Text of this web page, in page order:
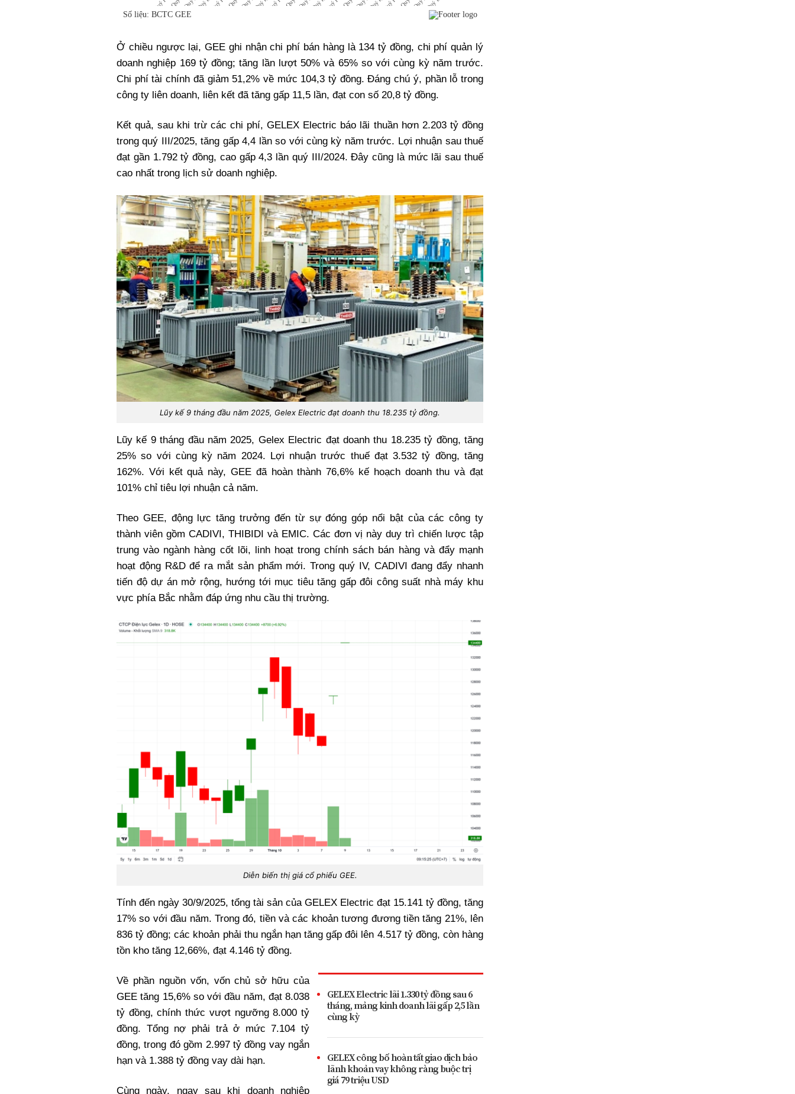
Ở chiều ngược lại, GEE ghi nhận chi phí bán hàng là 134 tỷ đồng, chi phí quản lý
doanh nghiệp 169 tỷ đồng; tăng lần lượt 50% và 65% so với cùng kỳ năm trước.
Chi phí tài chính đã giảm 51,2% về mức 104,3 tỷ đồng. Đáng chú ý, phần lỗ trong
công ty liên doanh, liên kết đã tăng gấp 11,5 lần, đạt con số 20,8 tỷ đồng.
Kết quả, sau khi trừ các chi phí, GELEX Electric báo lãi thuần hơn 2.203 tỷ đồng
trong quý III/2025, tăng gấp 4,4 lần so với cùng kỳ năm trước. Lợi nhuận sau thuế
đạt gần 1.792 tỷ đồng, cao gấp 4,3 lần quý III/2024. Đây cũng là mức lãi sau thuế
cao nhất trong lịch sử doanh nghiệp.
Lũy kế 9 tháng đầu năm 2025, Gelex Electric đạt doanh thu 18.235 tỷ đồng.
Lũy kế 9 tháng đầu năm 2025, Gelex Electric đạt doanh thu 18.235 tỷ đồng, tăng
25% so với cùng kỳ năm 2024. Lợi nhuận trước thuế đạt 3.532 tỷ đồng, tăng
162%. Với kết quả này, GEE đã hoàn thành 76,6% kế hoạch doanh thu và đạt
101% chỉ tiêu lợi nhuận cả năm.
Theo GEE, động lực tăng trưởng đến từ sự đóng góp nổi bật của các công ty
thành viên gồm CADIVI, THIBIDI và EMIC. Các đơn vị này duy trì chiến lược tập
trung vào ngành hàng cốt lõi, linh hoạt trong chính sách bán hàng và đẩy mạnh
hoạt động R&D để ra mắt sản phẩm mới. Trong quý IV, CADIVI đang đẩy nhanh
tiến độ dự án mở rộng, hướng tới mục tiêu tăng gấp đôi công suất nhà máy khu
vực phía Bắc nhằm đáp ứng nhu cầu thị trường.
Diễn biến thị giá cổ phiếu GEE.
Tính đến ngày 30/9/2025, tổng tài sản của GELEX Electric đạt 15.141 tỷ đồng, tăng
17% so với đầu năm. Trong đó, tiền và các khoản tương đương tiền tăng 21%, lên
836 tỷ đồng; các khoản phải thu ngắn hạn tăng gấp đôi lên 4.517 tỷ đồng, còn hàng
tồn kho tăng 12,66%, đạt 4.146 tỷ đồng.
GELEX Electric lãi 1.330 tỷ đồng sau 6
tháng, mảng kinh doanh lãi gấp 2,5 lần
cùng kỳ
GELEX công bố hoàn tất giao dịch bảo
lãnh khoản vay không ràng buộc trị
giá 79 triệu USD
Về phần nguồn vốn, vốn chủ sở hữu của
GEE tăng 15,6% so với đầu năm, đạt 8.038
tỷ đồng, chính thức vượt ngưỡng 8.000 tỷ
đồng. Tổng nợ phải trả ở mức 7.104 tỷ
đồng, trong đó gồm 2.997 tỷ đồng vay ngắn
hạn và 1.388 tỷ đồng vay dài hạn.
Cùng ngày, ngay sau khi doanh nghiệp